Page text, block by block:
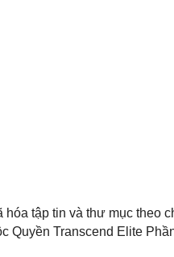
hóa tập tin và thư mục theo
Quyền Transcend Elite